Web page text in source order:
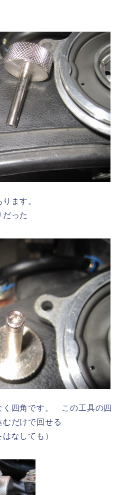
ます。
だった
く四角です。 この工具の四
だけで回せる
なしても）